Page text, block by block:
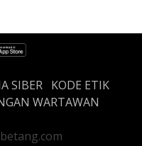
SIBER
KODE ETIK
WARTAWAN